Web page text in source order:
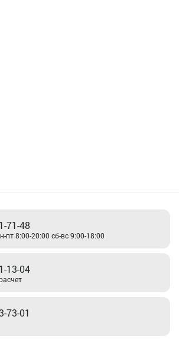
71-48
пт 8:00-20:00 сб-вс 9:00-18:00
13-04
73-01